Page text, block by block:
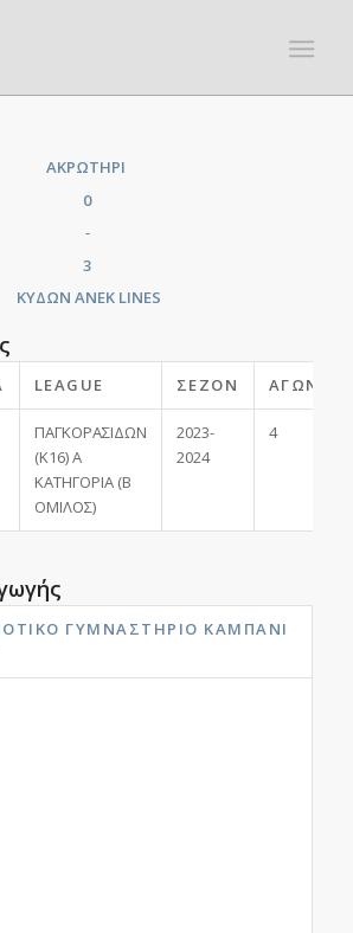
ΑΚΡΩΤΗΡΙ
0
-
3
ΚΥΔΩΝ ANEK LINES
LEAGUE ΣΕΖΌΝ
ΠΑΓΚΟΡΑΣΙΔΩΝ
(Κ16) Α
ΚΑΤΗΓΟΡΙΑ (Β
ΟΜΙΛΟΣ)
2023-
2024
4
ΓΥΜΝΑΣΤΉΡΙΟ ΚΑΜΠΆΝΙ